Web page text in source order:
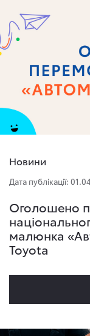
Новини
Дата публікації:
Оголошено
малюнка
Toyota